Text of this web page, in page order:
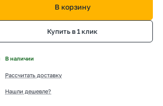
В корзину
Купить в 1 клик
В наличии
Рассчитать доставку
Нашли дешевле?